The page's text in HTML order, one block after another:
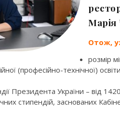
Отож,
розмір
(професійно-технічної)
Президента України – від
стипендій, заснованих